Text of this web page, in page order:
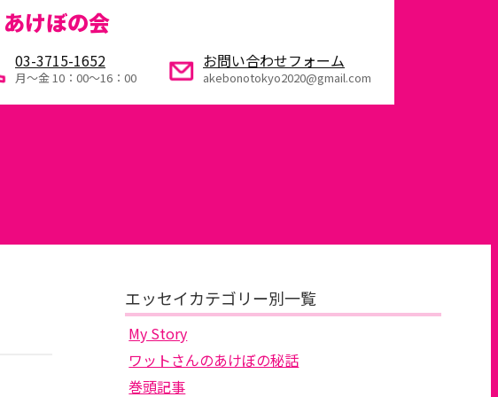
あけぼの会
03-3715-1652
月～金 10：00〜16：00
お問い合わせフォーム
akebonotokyo2020@gmail.com
エッセイカテゴリー別一覧
My Story
ワットさんのあけぼの秘話
巻頭記事